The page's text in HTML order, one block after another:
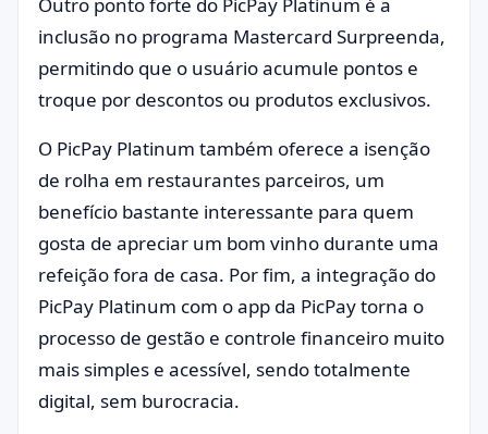
inclusão no programa Mastercard Surpreenda,
permitindo que o usuário acumule pontos e
troque por descontos ou produtos exclusivos.
O PicPay Platinum também oferece a isenção
de rolha em restaurantes parceiros, um
benefício bastante interessante para quem
gosta de apreciar um bom vinho durante uma
refeição fora de casa. Por fim, a integração do
PicPay Platinum com o app da PicPay torna o
processo de gestão e controle financeiro muito
mais simples e acessível, sendo totalmente
digital, sem burocracia.